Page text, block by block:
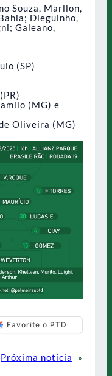
Souza, Marllon,
Dieguinho,
Galeano,
(SP)
(MG) e
Oliveira (MG)
Favorite o PTD
Próxima notícia
»